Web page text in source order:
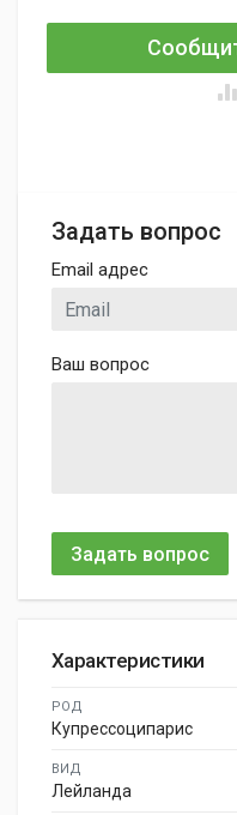
Задать вопрос
Email адрес
Ваш вопрос
Задать вопрос
Характеристики
РОД
Купрессоципарис
ВИД
Лейланда